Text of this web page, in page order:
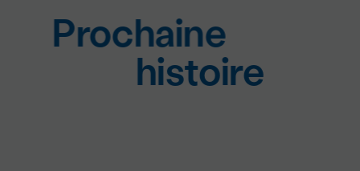
Prochaine
histoire